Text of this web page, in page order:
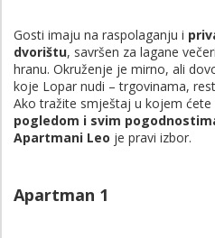
Gosti imaju na raspolaganju i
dvorištu, savršen za lagane
hranu. Okruženje je mirno, ali
koje Lopar nudi – trgovinama,
Ako tražite smještaj u kojem ćete
pogledom i svim
Apartmani Leo je pravi izbor.
Apartman 1